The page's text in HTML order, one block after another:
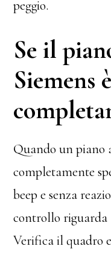
peggio.
Se il
Siemens è
Quando un piano
completamente
beep e senza
controllo riguarda
Verifica il quadro